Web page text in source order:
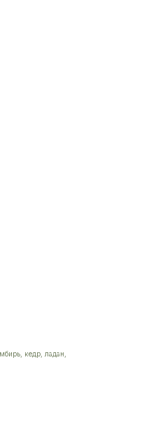
кедр, ладан,